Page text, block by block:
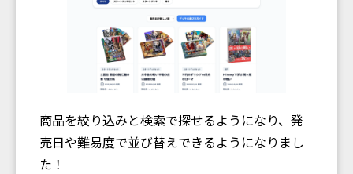
商品を絞り込みと検索で探せるようになり、発
売日や難易度で並び替えできるようになりまし
た！